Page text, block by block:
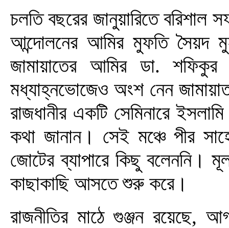
চলতি বছরের জানুয়ারিতে বরিশাল
আন্দোলনের আমির মুফতি সৈয়দ
জামায়াতের আমির ডা. শফিকুর
মধ্যাহ্নভোজেও অংশ নেন
রাজধানীর একটি সেমিনারে
কথা জানান। সেই মঞ্চে পীর
জোটের ব্যাপারে কিছু বলেননি।
কাছাকাছি আসতে শুরু করে।
রাজনীতির মাঠে গুঞ্জন রয়েছে,